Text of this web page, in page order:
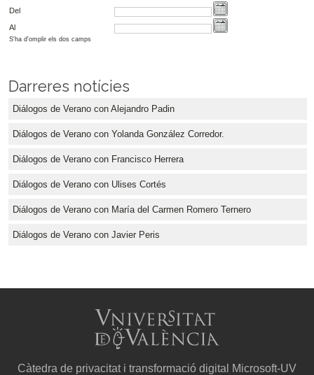
Del
Al
S'ha d'omplir els dos camps
Darreres notícies
Diálogos de Verano con Alejandro Padin
Diálogos de Verano con Yolanda González Corredor.
Diálogos de Verano con Francisco Herrera
Diálogos de Verano con Ulises Cortés
Diálogos de Verano con María del Carmen Romero Ternero
Diálogos de Verano con Javier Peris
Càtedra de privacitat i transformació digital Microsoft-UV